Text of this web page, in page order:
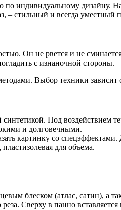
по индивидуальному
– стильный и всегда
Он не рвется и не
с изнаночной стороны.
Выбор техники зависит
Под воздействием
и долговечными.
картинку со
для объема.
блеском (атлас, сатин), а
Сверху в панно вставляется